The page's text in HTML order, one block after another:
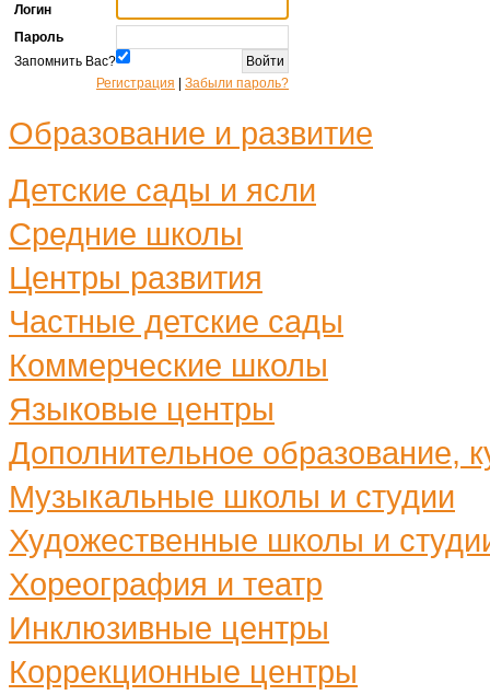
Логин
Пароль
Запомнить Вас?
Регистрация
Забыли пароль?
Образование и развитие
Детские сады и ясли
Средние школы
Центры развития
Частные детские сады
Коммерческие школы
Языковые центры
Дополнительное образование,
Музыкальные школы и студии
Художественные школы и
Хореография и театр
Инклюзивные центры
Коррекционные центры